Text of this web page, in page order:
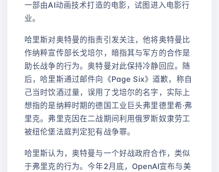
一部由AI动画技术打造的电影，试图进入电影行
业。
哈里斯对奥特曼的指责引发关注，他将奥特曼比
作纳粹宣传部长戈培尔，暗指其与军方的合作是
助长战争的行为。奥特曼对此保持冷静回应。随
后，哈里斯通过邮件向《Page Six》道歉，称自
己当时饮酒过量，误用了戈培尔的名字，实际上
想指的是纳粹时期的德国工业巨头弗里德里希·弗
里克。弗里克因在二战期间利用俄罗斯奴隶劳工
被纽伦堡法庭判定犯有战争罪。
哈里斯认为，奥特曼与一个好战政府合作，类似
于弗里克的行为。今年2月底，OpenAI宣布与美